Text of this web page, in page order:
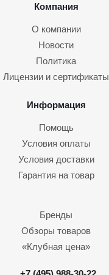
Компания
О компании
Новости
Политика
Лицензии и сертификаты
Информация
Помощь
Условия оплаты
Условия доставки
Гарантия на товар
Бренды
Обзоры товаров
«Клубная цена»